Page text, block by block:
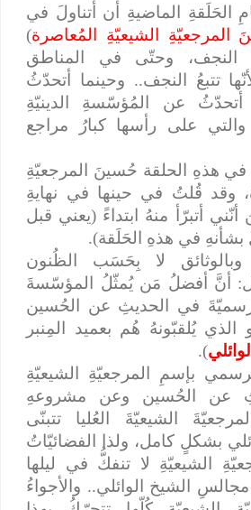
الماضيةِ أن أتناولَ في
الشيعيّةِ المُعاصرة)
وحتّى في المناطق
تتبعُ النجف.. وحينما أتحدّثُ
عن المُؤسّسةِ الدينيّةِ
والتي على رأسها كبارُ مراجع
هذهِ الحلقة حُسينَ المرجعيّةِ
وقد قُلتُ في حينها في نهايةِ
أتبرّأ منهُ ابتداءً (يعني قبل
بشأنهِ في هذهِ الحَلَقة).
لا بِحَسَب الظُنون
أنَّ أفضلُ مَن يُمثّلُ المؤسّسةَ
في الحديثِ عن الحُسين
يُلقبّونهُ هُم بعميد المِنبر
).
بإسمِ المرجعيّةِ الشيعيّةِ
عن الحُسين وعن مشروعهِ
الشيعيّةَ العُليا تتبنّى
بشكلٍ كامل، ولذا الفضائيّاتُ
الشيعيّةِ لا تنفكُّ في ليلها
الشيخ الوائلي.. والأجواءُ